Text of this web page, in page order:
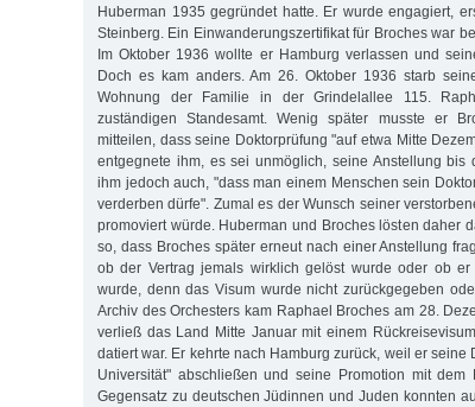
Huberman 1935 gegründet hatte. Er wurde engagiert,
Steinberg. Ein Einwanderungszertifikat für Broches war
Im Oktober 1936 wollte er Hamburg verlassen und
Doch es kam anders. Am 26. Oktober 1936 starb
Wohnung der Familie in der Grindelallee 115.
zuständigen Standesamt. Wenig später musste er
mitteilen, dass seine Doktorprüfung "auf etwa Mitte
entgegnete ihm, es sei unmöglich, seine Anstellung bis
ihm jedoch auch, "dass man einem Menschen sein
verderben dürfe". Zumal es der Wunsch seiner
promoviert würde. Huberman und Broches lösten daher
so, dass Broches später erneut nach einer Anstellung
ob der Vertrag jemals wirklich gelöst wurde oder ob
wurde, denn das Visum wurde nicht zurückgegeben
Archiv des Orchesters kam Raphael Broches am 28.
verließ das Land Mitte Januar mit einem
datiert war. Er kehrte nach Hamburg zurück, weil er seine
Universität" abschließen und seine Promotion mit dem
Gegensatz zu deutschen Jüdinnen und Juden konnten